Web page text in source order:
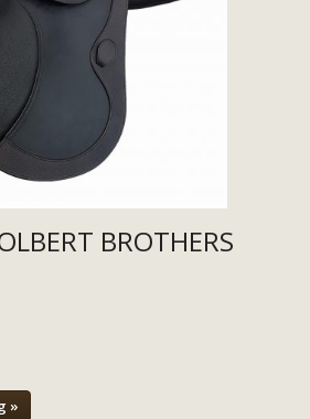
BROTHERS
»